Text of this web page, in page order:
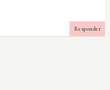
Responder